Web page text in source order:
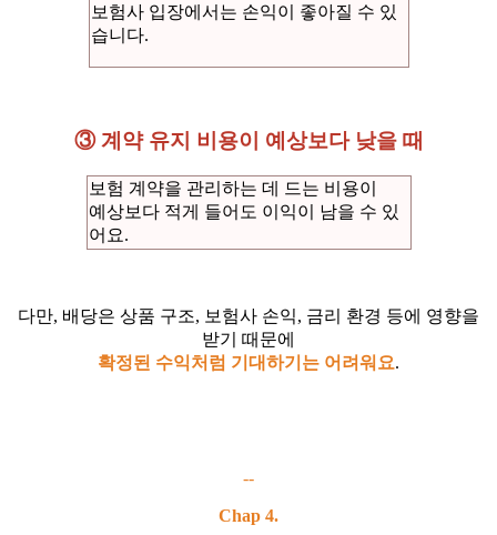
보험사 입장에서는 손익이 좋아질 수 있
습니다.
③ 계약 유지 비용이 예상보다 낮을 때
보험 계약을 관리하는 데 드는 비용이
예상보다 적게 들어도 이익이 남을 수 있
어요.
다만, 배당은 상품 구조, 보험사 손익, 금리 환경 등에 영향을
받기 때문에
확정된 수익처럼 기대하기는 어려워요.
--
Chap 4.